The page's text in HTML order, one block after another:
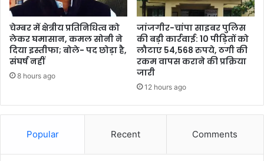
चेम्बर में क्षेत्रीय प्रतिनिधित्व को
लेकर घमासान, कमल सोनी ने
दिया इस्तीफा; बोले- पद छोड़ा है,
संघर्ष नहीं
8 hours ago
जांजगीर-चांपा साइबर पुलिस
की बड़ी कार्रवाई: 10 पीड़ितों को
लौटाए 54,568 रुपये, ठगी की
रकम वापस कराने की प्रक्रिया
जारी
12 hours ago
Popular Recent Comments